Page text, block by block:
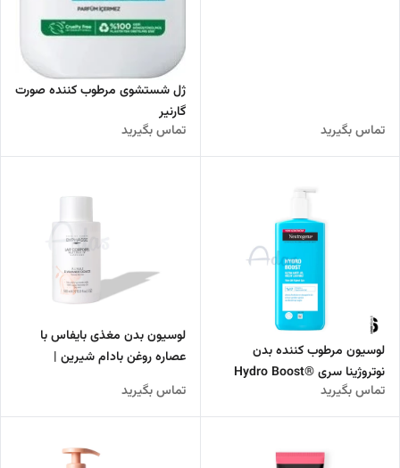
تماس بگیرید
ژل شستشوی مرطوب کننده صورت
گارنیر
تماس بگیرید
لوسیون مرطوب کننده بدن
نوتروژینا سری ®Hydro Boost
تماس بگیرید
لوسیون بدن مغذی بایفاس با
عصاره روغن بادام شیرین |
مناسب پوست‌های خشک
تماس بگیرید